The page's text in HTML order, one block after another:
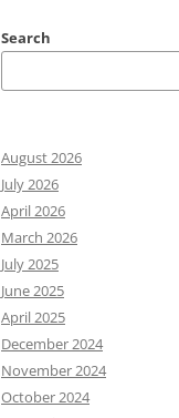
Search
August 2026
July 2026
April 2026
March 2026
July 2025
June 2025
April 2025
December 2024
November 2024
October 2024